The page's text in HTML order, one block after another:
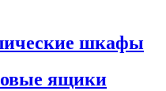
шкафы
ящики